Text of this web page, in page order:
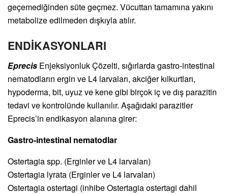
geçemediğinden süte geçmez. Vücuttan tamamına yakını
metabolize edilmeden dışkıyla atılır.
ENDİKASYONLARI
Eprecis Enjeksiyonluk Çözelti, sığırlarda gastro-intestinal
nematodların ergin ve L4 larvaları, akciğer kılkurtları,
hypoderma, bit, uyuz ve kene gibi birçok iç ve dış parazitin
tedavi ve kontrolünde kullanılır. Aşağıdaki parazitler
Eprecis’in endikasyon alanına girer:
Gastro-intestinal nematodlar
Ostertagia spp. (Erginler ve L4 larvaları)
Ostertagia lyrata (Erginler ve L4 larvaları)
Ostertagia ostertagi (inhibe Ostertagia ostertagi dahil